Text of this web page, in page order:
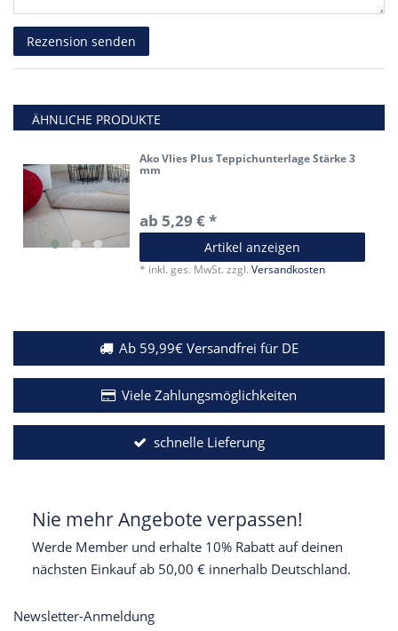
Rezensionstext
Rezension senden
ÄHNLICHE PRODUKTE
Ako Vlies Plus Teppichunterlage Stärke 3
mm
ab 5,29 € *
Artikel anzeigen
* inkl. ges. MwSt. zzgl.Versandkosten
Ab 59,99€ Versandfrei für DE
Viele Zahlungsmöglichkeiten
schnelle Lieferung
Nie mehr Angebote verpassen!
Werde Member und erhalte 10% Rabatt auf deinen
nächsten Einkauf ab 50,00 € innerhalb Deutschland.
Newsletter-Anmeldung